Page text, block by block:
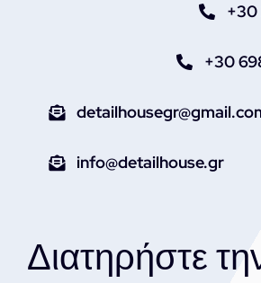
+30
+30
info@detailhouse.gr
Διατηρήστε